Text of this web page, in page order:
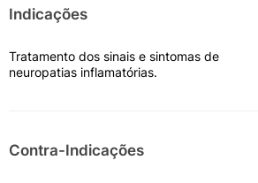
Indicações
Tratamento dos sinais e sintomas de
neuropatias inflamatórias.
Contra-Indicações